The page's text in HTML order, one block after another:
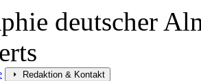
deutscher
Redaktion & Kontakt